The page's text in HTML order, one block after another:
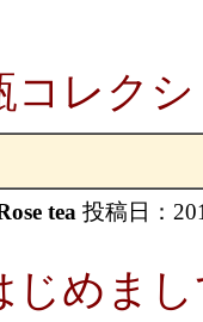
コレク
tea投稿日：
じめま